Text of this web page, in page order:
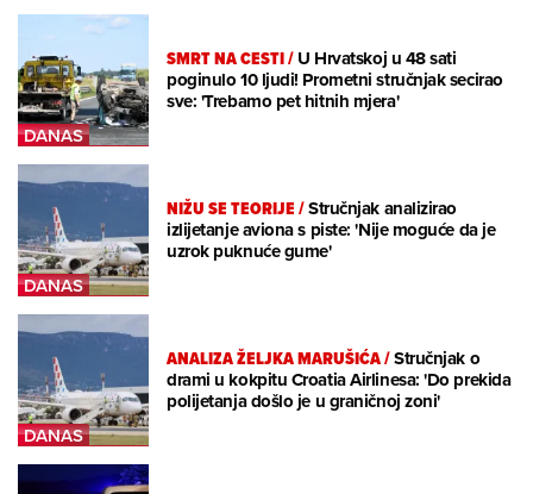
SMRT NA CESTI/U Hrvatskoj u 48 sati
poginulo 10 ljudi! Prometni stručnjak secirao
sve: 'Trebamo pet hitnih mjera'
NIŽU SE TEORIJE/Stručnjak analizirao
izlijetanje aviona s piste: 'Nije moguće da je
uzrok puknuće gume'
ANALIZA ŽELJKA MARUŠIĆA/Stručnjak o
drami u kokpitu Croatia Airlinesa: 'Do prekida
polijetanja došlo je u graničnoj zoni'